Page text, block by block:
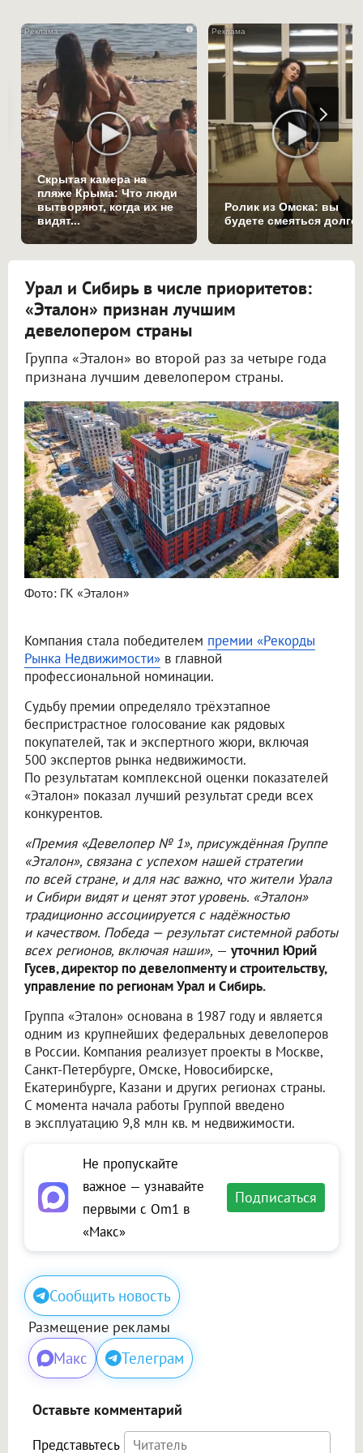
i
Скрытая камера на
пляже Крыма: Что люди
вытворяют, когда их не
видят...
Ролик из Омска: вы
будете смеяться долго
Урал и Сибирь в числе приоритетов:
«Эталон» признан лучшим
девелопером страны
Группа «Эталон» во второй раз за четыре года
признана лучшим девелопером страны.
Фото: ГК «Эталон»
Компания стала победителем премии «Рекорды
Рынка Недвижимости» в главной
профессиональной номинации.
Судьбу премии определяло трёхэтапное
беспристрастное голосование как рядовых
покупателей, так и экспертного жюри, включая
500 экспертов рынка недвижимости.
По результатам комплексной оценки показателей
«Эталон» показал лучший результат среди всех
конкурентов.
«Премия «Девелопер № 1», присуждённая Группе
«Эталон», связана с успехом нашей стратегии
по всей стране, и для нас важно, что жители Урала
и Сибири видят и ценят этот уровень. «Эталон»
традиционно ассоциируется с надёжностью
и качеством. Победа — результат системной работы
всех регионов, включая наши», — уточнил Юрий
Гусев, директор по девелопменту и строительству,
управление по регионам Урал и Сибирь.
Группа «Эталон» основана в 1987 году и является
одним из крупнейших федеральных девелоперов
в России. Компания реализует проекты в Москве,
Санкт-Петербурге, Омске, Новосибирске,
Екатеринбурге, Казани и других регионах страны.
С момента начала работы Группой введено
в эксплуатацию 9,8 млн кв. м недвижимости.
Не пропускайте
важное — узнавайте
первыми с Om1 в
«Макс»
Подписаться
Сообщить новость
Размещение рекламы
Макс Телеграм
Оставьте комментарий
Представьтесь